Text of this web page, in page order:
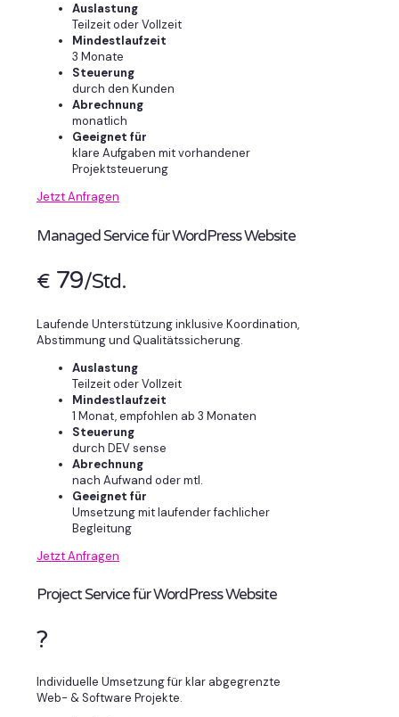
Auslastung
Teilzeit oder Vollzeit
Mindestlaufzeit
3 Monate
Steuerung
durch den Kunden
Abrechnung
monatlich
Geeignet für
klare Aufgaben mit vorhandener
Projektsteuerung
Jetzt Anfragen
Managed Service für WordPress Website
€ 79/Std.
Laufende Unterstützung inklusive Koordination,
Abstimmung und Qualitätssicherung.
Auslastung
Teilzeit oder Vollzeit
Mindestlaufzeit
1 Monat, empfohlen ab 3 Monaten
Steuerung
durch DEV sense
Abrechnung
nach Aufwand oder mtl.
Geeignet für
Umsetzung mit laufender fachlicher
Begleitung
Jetzt Anfragen
Project Service für WordPress Website
?
Individuelle Umsetzung für klar abgegrenzte
Web- & Software Projekte.